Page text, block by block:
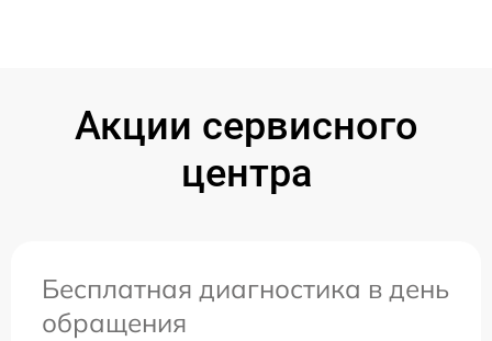
Акции сервисного
центра
Бесплатная диагностика в день
обращения